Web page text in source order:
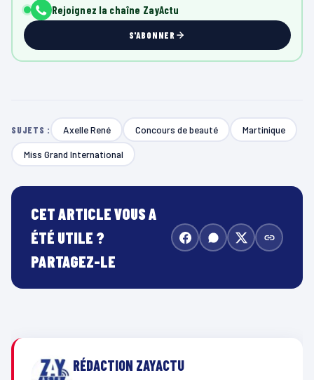
Rejoignez la chaîne ZayActu
S'ABONNER
SUJETS : Axelle René Concours de beauté Martinique
Miss Grand International
CET ARTICLE VOUS A
ÉTÉ UTILE ?
PARTAGEZ-LE
RÉDACTION ZAYACTU